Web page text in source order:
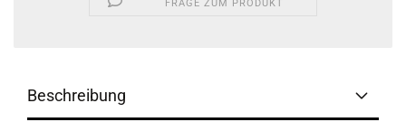
FRAGE ZUM PRODUKT
Beschreibung